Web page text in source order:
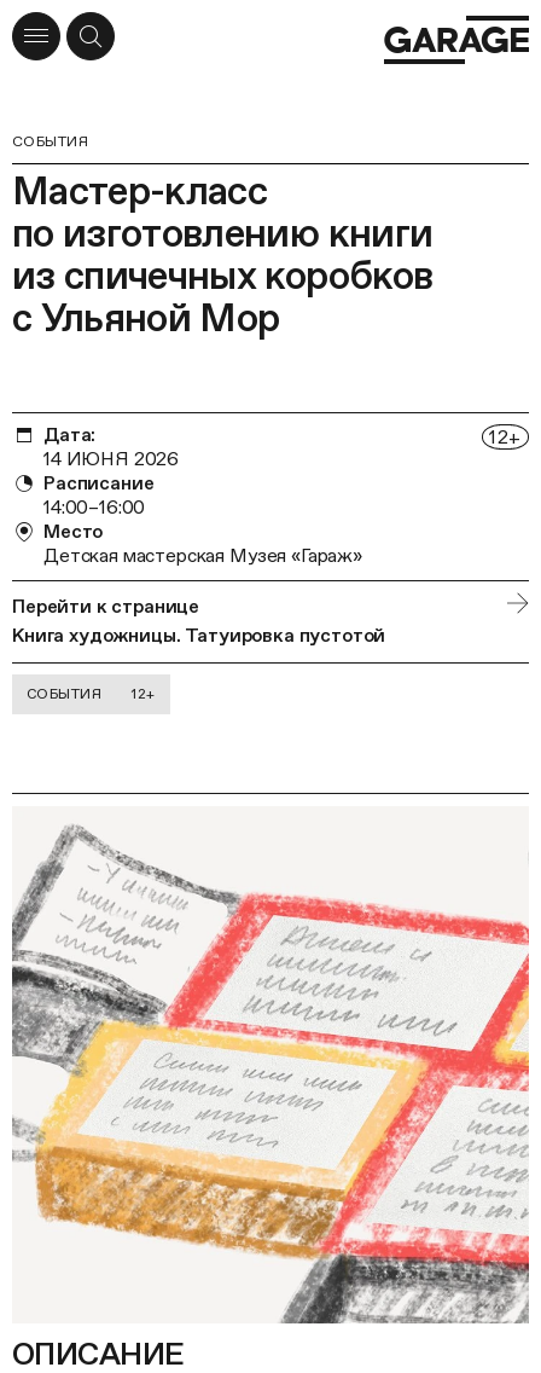
СОБЫТИЯ
Мастер-класс
по изготовлению книги
из спичечных коробков
с Ульяной Мор
12+
Дата:
14 ИЮНЯ 2026
Расписание
14:00–16:00
Место
Детская мастерская Музея «Гараж»
Перейти к странице
Книга художницы. Татуировка пустотой
СОБЫТИЯ 12+
ОПИСАНИЕ